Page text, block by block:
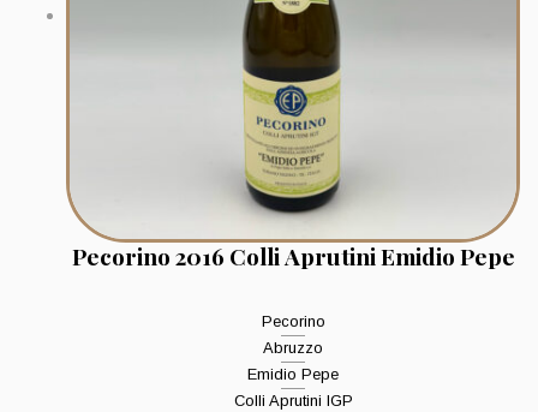
Pecorino 2016 Colli Aprutini Emidio Pepe
Pecorino
Abruzzo
Emidio Pepe
Colli Aprutini IGP